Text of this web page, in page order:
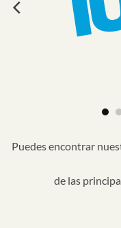
Puedes encontrar
de las